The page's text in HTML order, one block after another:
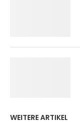
WEITERE ARTIKEL